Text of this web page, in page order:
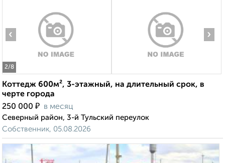
2/8
‹ ›
Коттедж 600м², 3-этажный, на длительный срок, в
черте города
250 000 ₽ в месяц
Северный район, 3-й Тульский переулок
Собственник, 05.08.2026